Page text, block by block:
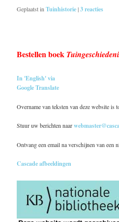
Geplaatst inTuinhistorie|3reacties
Bestellen boek
In 'English' via
Google Translate
Overname van teksten van deze website is
Stuur uw berichten naar
Ontvang een email na verschijnen van een
Cascade afbeeldingen